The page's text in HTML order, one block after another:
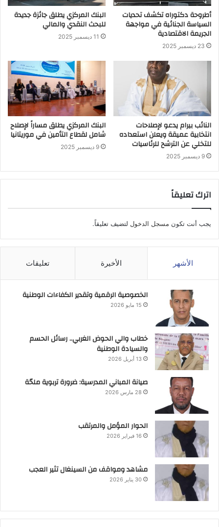
أطروحة دكتوراه تكشف تحديات
السياسة الجنائية في مواجهة
الجريمة الاقتصادية
23 ديسمبر 2025
البنك المركزي يطلق جائزة جديدة
للبحث النقدي والمالي
11 ديسمبر 2025
النائب بيرام يدعو لإصلاحات
انتخابية عميقة ويعلن استعداده
للتخلي عن الترشح للرئاسيات
9 ديسمبر 2025
البنك المركزي يطلق مساراً لإصلاح
شامل لقطاع التأمين في موريتانيا
9 ديسمبر 2025
اترك تعليقاً
يجب أنت تكون مسجل الدخول لتضيف تعليقاً.
الأشهر الأخيرة تعليقات
الخصوصية الرقمية وتقدير الكفاءات الوطنية
15 مايو 2026
خطاب والي الحوض الغربي.. رسائل الحسم
والسيادة الوطنية
13 أبريل 2026
صيانة المباني المدرسية: ضرورة تربوية ملحّة
28 مارس 2026
الحوار المؤمل والمرتقب
16 فبراير 2026
مشاهد ومواقف من السينغال تثير العجب
30 يناير 2026